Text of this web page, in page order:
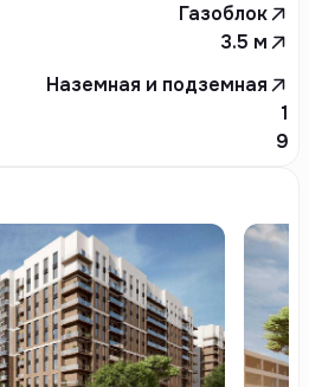
Газоблок
3.5 м
Наземная и подземная
1
9